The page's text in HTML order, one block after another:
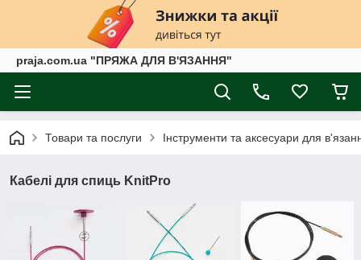
praja.com.ua "ПРЯЖА ДЛЯ В'ЯЗАННЯ"
Товари та послуги Інструменти та аксесуари для
Кабелі для спиць KnitPro